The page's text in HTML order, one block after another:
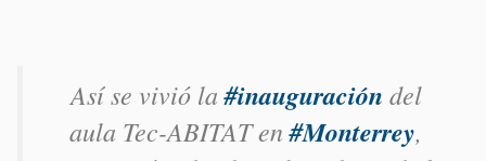
Así se vivió la#inauguración del
aula Tec-ABITAT en#Monterrey,